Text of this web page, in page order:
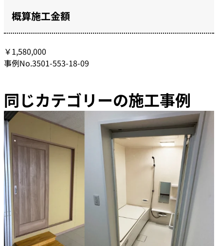
概算施工金額
￥1,580,000
事例No.3501-553-18-09
同じカテゴリーの施工事例